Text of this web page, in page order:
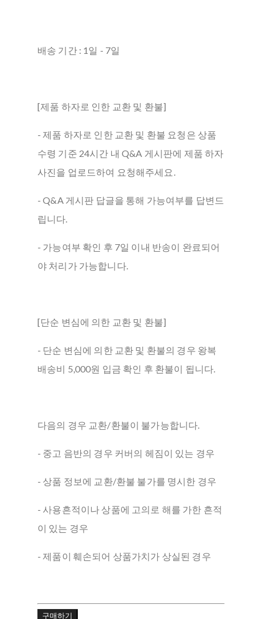
배송 기간 : 1일 - 7일
[제품 하자로 인한 교환 및 환불]
- 제품 하자로 인한 교환 및 환불 요청은 상품
수령 기준 24시간 내 Q&A 게시판에 제품 하자
사진을 업로드하여 요청해주세요.
- Q&A 게시판 답글을 통해 가능여부를 답변드
립니다.
- 가능여부 확인 후 7일 이내 반송이 완료되어
야 처리가 가능합니다.
[단순 변심에 의한 교환 및 환불]
- 단순 변심에 의한 교환 및 환불의 경우 왕복
배송비 5,000원 입금 확인 후 환불이 됩니다.
다음의 경우 교환/환불이 불가능합니다.
- 중고 음반의 경우 커버의 헤짐이 있는 경우
- 상품 정보에 교환/환불 불가를 명시한 경우
- 사용흔적이나 상품에 고의로 해를 가한 흔적
이 있는 경우
- 제품이 훼손되어 상품가치가 상실된 경우
구매하기